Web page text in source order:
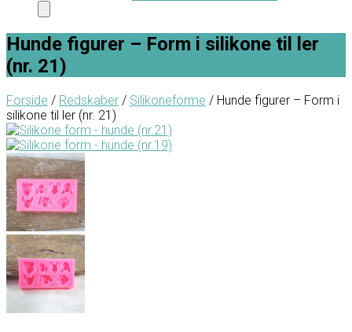
Hunde figurer – Form i silikone til ler
(nr. 21)
Forside / Redskaber / Silikoneforme / Hunde figurer – Form i
silikone til ler (nr. 21)